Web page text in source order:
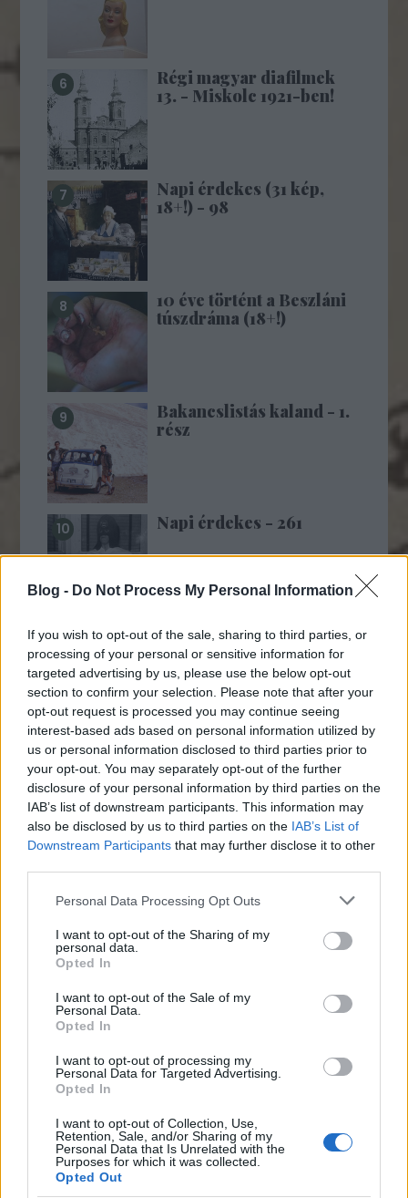
Blog - Do Not Process My Personal Information
If you wish to opt-out of the sale, sharing to third parties, or
processing of your personal or sensitive information for
targeted advertising by us, please use the below opt-out
section to confirm your selection. Please note that after your
opt-out request is processed you may continue seeing
interest-based ads based on personal information utilized by
us or personal information disclosed to third parties prior to
your opt-out. You may separately opt-out of the further
disclosure of your personal information by third parties on the
IAB’s list of downstream participants. This information may
also be disclosed by us to third parties on the IAB’s List of
Downstream Participants that may further disclose it to other
Please note that this website/app uses one or more Google
not limited to your visit or usage behaviour. You may click to
grant or deny consent to Google and its third-party tags to
use your data for below specified purposes in below Google
consent section.
Personal Data Processing Opt Outs
I want to opt-out of the Sharing of my
personal data.
Opted In
I want to opt-out of the Sale of my
Personal Data.
Opted In
I want to opt-out of processing my
Personal Data for Targeted Advertising.
Opted In
I want to opt-out of Collection, Use,
Retention, Sale, and/or Sharing of my
Personal Data that Is Unrelated with the
Purposes for which it was collected.
Opted Out
Régi magyar diafilmek
13. - Miskolc 1921-ben!
Napi érdekes (31 kép,
18+!) - 98
10 éve történt a Beszláni
túszdráma (18+!)
Bakancslistás kaland - 1.
rész
Napi érdekes - 261
MTI-rövidek:
* * *